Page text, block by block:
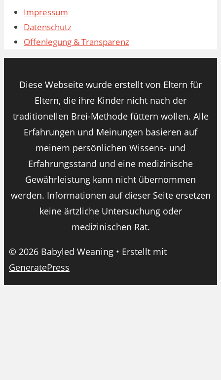
Impressum
Datenschutz
Offenlegung & Transparenz
Diese Webseite wurde erstellt von Eltern für
Eltern, die ihre Kinder nicht nach der
traditionellen Brei-Methode füttern wollen. Alle
Erfahrungen und Meinungen basieren auf
meinem persönlichen Wissens- und
Erfahrungsstand und eine medizinische
Gewährleistung kann nicht übernommen
werden. Informationen auf dieser Seite ersetzen
keine ärtzliche Untersuchung oder
medizinischen Rat.
© 2026 Babyled Weaning • Erstellt mit
GeneratePress